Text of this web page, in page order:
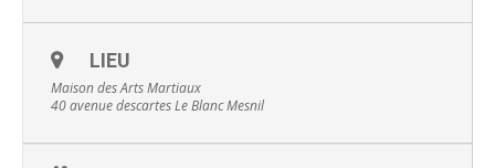
LIEU
Maison des Arts Martiaux
40 avenue descartes Le Blanc Mesnil